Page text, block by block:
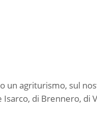
un agriturismo, sul
di Brennero, di